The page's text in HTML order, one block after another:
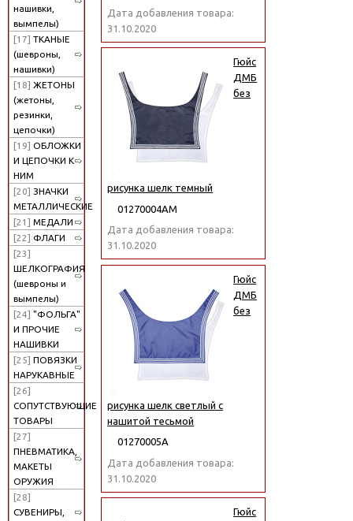
нашивки,
вымпелы)
[17] ТКАНЫЕ
(шевроны,
нашивки)
[18] ЖЕТОНЫ
(жетоны,
резинки,
цепочки)
[19] ОБЛОЖКИ
И ЦЕПОЧКИ К
НИМ
[20] ЗНАЧКИ
МЕТАЛЛИЧЕСКИЕ
[21] МЕДАЛИ
[22] ФЛАГИ
[23]
ШЕЛКОГРАФИЯ
(шевроны и
вымпелы)
[24] "ФОЛЬГА"
И ПРОЧИЕ
НАШИВКИ
[25] ПОВЯЗКИ
НАРУКАВНЫЕ
[26]
СОПУТСТВУЮЩИЕ
ТОВАРЫ
[27]
ПНЕВМАТИКА,
МАКЕТЫ
ОРУЖИЯ
[28]
СУВЕНИРЫ,
Дата добавления товара:
31.10.2020
Гюйс
ДМБ
без
рисунка шелк темный
01270004АМ
Дата добавления товара:
31.10.2020
Гюйс
ДМБ
без
рисунка шелк светлый с
нашитой тесьмой
01270005А
Дата добавления товара:
31.10.2020
Гюйс